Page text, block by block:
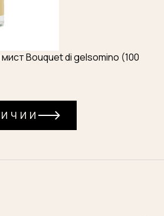
Bouquet di gelsomino (100